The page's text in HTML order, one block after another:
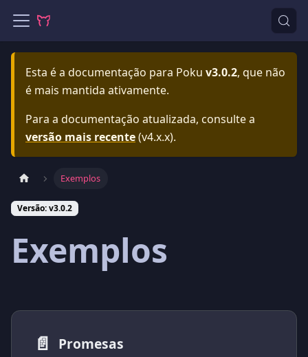
Esta é a documentação para Poku v3.0.2, que não
é mais mantida ativamente.
Para a documentação atualizada, consulte a
versão mais recente(v4.x.x).
Exemplos
Versão: v3.0.2
Exemplos
📄️ Promesas